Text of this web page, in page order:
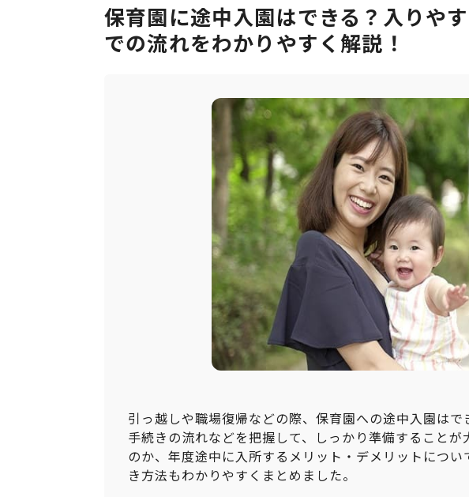
保育園に途中入園はできる？入りや
での流れをわかりやすく解説！
引っ越しや職場復帰などの際、保育園への途中入園は
手続きの流れなどを把握して、しっかり準備すること
のか、年度途中に入所するメリット・デメリットにつ
き方法もわかりやすくまとめました。